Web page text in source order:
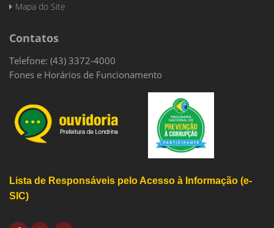
Mapa do Site
Contatos
Telefone: (43) 3372-4000
Fones e Horários de Funcionamento
Lista de Responsáveis pelo Acesso à Informação (e-
SIC)